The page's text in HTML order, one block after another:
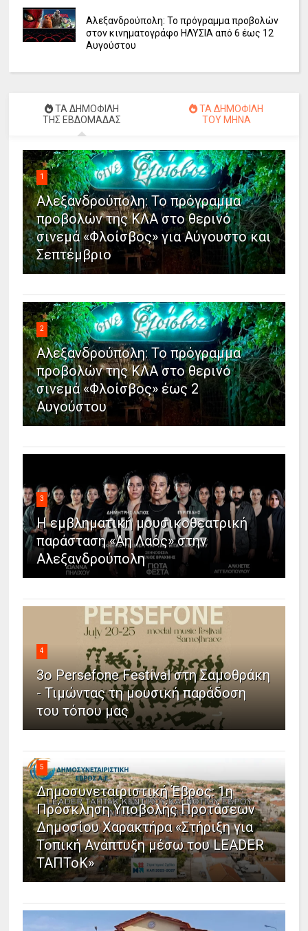
Αλεξανδρούπολη: Το πρόγραμμα προβολών
στον κινηματογράφο ΗΛΥΣΙΑ από 6 έως 12
Αυγούστου
ΤΑ ΔΗΜΟΦΙΛΗ
ΤΗΣ ΕΒΔΟΜΑΔΑΣ
ΤΑ ΔΗΜΟΦΙΛΗ
ΤΟΥ ΜΗΝΑ
1
Αλεξανδρούπολη: Το πρόγραμμα
προβολών της ΚΛΑ στο θερινό
σινεμά «Φλοίσβος» για Αύγουστο και
Σεπτέμβριο
2
Αλεξανδρούπολη: Το πρόγραμμα
προβολών της ΚΛΑ στο θερινό
σινεμά «Φλοίσβος» έως 2
Αυγούστου
3
Η εμβληματική μουσικοθεατρική
παράσταση «Άη Λαός» στην
Αλεξανδρούπολη
4
3ο Persefone Festival στη Σαμοθράκη
- Τιμώντας τη μουσική παράδοση
του τόπου μας
5
Δημοσυνεταιριστική Έβρος: 1η
Πρόσκληση Υποβολής Προτάσεων
Δημοσίου Χαρακτήρα «Στήριξη για
Τοπική Ανάπτυξη μέσω του LEADER
ΤΑΠΤοΚ»